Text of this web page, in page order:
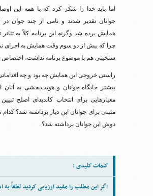
اما باید خدا را شکر کرد که با همه این
جوانان تقدیر شدند و نامی از چند جوان در
همایش برده شد وگرنه این برنامه کلاً به تئاتر
چرا که بیش از دو سوم وقت همایش به اجرای
سنخیتی هم با موضوع برنامه نداشت، اختصاص
راستی خروجی این همایش چه بود و چه
بیشتر جایگاه جوانان و هویت‌بخشی به آنان
معیارهایی برای انتخاب کاندیدای اصلح
مثبتی برای جوانان این دیار برداشته شد؟
دوش این جوانان برداشته شد؟
کلمات کلیدی :
اگر این مطلب را مفید ارزیابی کردید لطفاً به